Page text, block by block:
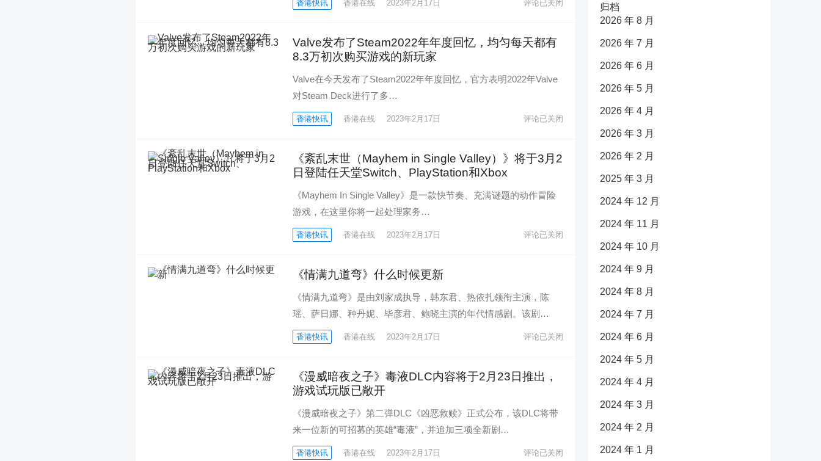
香港快讯 香港在线 2023年2月17日 评论已关闭
Valve发布了Steam2022年年度回忆，均匀每天都有
8.3万初次购买游戏的新玩家
Valve在今天发布了Steam2022年年度回忆，官方表明2022年Valve
对Steam Deck进行了多…
香港快讯 香港在线 2023年2月17日 评论已关闭
《紊乱末世（Mayhem in Single Valley）》将于3月2
日登陆任天堂Switch、PlayStation和Xbox
《Mayhem In Single Valley》是一款快节奏、充满谜题的动作冒险
游戏，在这里你将一起处理家务…
香港快讯 香港在线 2023年2月17日 评论已关闭
《情满九道弯》什么时候更新
《情满九道弯》是由刘家成执导，韩东君、热依扎领衔主演，陈
瑶、萨日娜、种丹妮、毕彦君、鲍晓主演的年代情感剧。该剧…
香港快讯 香港在线 2023年2月17日 评论已关闭
《漫威暗夜之子》毒液DLC内容将于2月23日推出，
游戏试玩版已敞开
《漫威暗夜之子》第二弹DLC《凶恶救赎》正式公布，该DLC将带
来一位新的可招募的英雄“毒液”，并追加三项全新剧…
香港快讯 香港在线 2023年2月17日 评论已关闭
归档
2026 年 8 月
2026 年 7 月
2026 年 6 月
2026 年 5 月
2026 年 4 月
2026 年 3 月
2026 年 2 月
2025 年 3 月
2024 年 12 月
2024 年 11 月
2024 年 10 月
2024 年 9 月
2024 年 8 月
2024 年 7 月
2024 年 6 月
2024 年 5 月
2024 年 4 月
2024 年 3 月
2024 年 2 月
2024 年 1 月